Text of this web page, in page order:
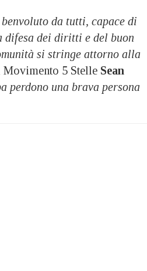
da tutti, capace di
difesa dei diritti e del buon
si stringe attorno alla
5 Stelle Sean
perdono una brava persona